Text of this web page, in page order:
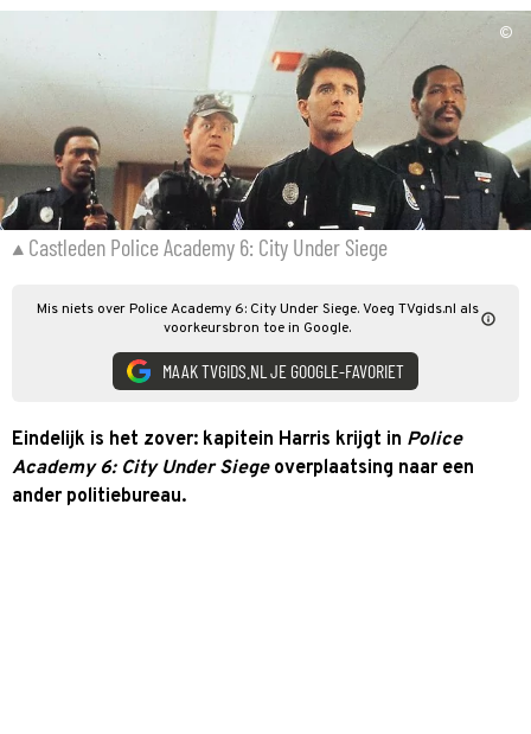
©
Castleden Police Academy 6: City Under Siege
Mis niets over Police Academy 6: City Under Siege. Voeg TVgids.nl als
voorkeursbron toe in Google.
MAAK TVGIDS.NL JE GOOGLE-FAVORIET
Eindelijk is het zover: kapitein Harris krijgt in Police
Academy 6: City Under Siegeoverplaatsing naar een
ander politiebureau.